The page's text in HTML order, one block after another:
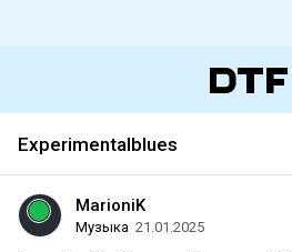
Experimentalblues
MarioniK
Музыка 21.01.2025